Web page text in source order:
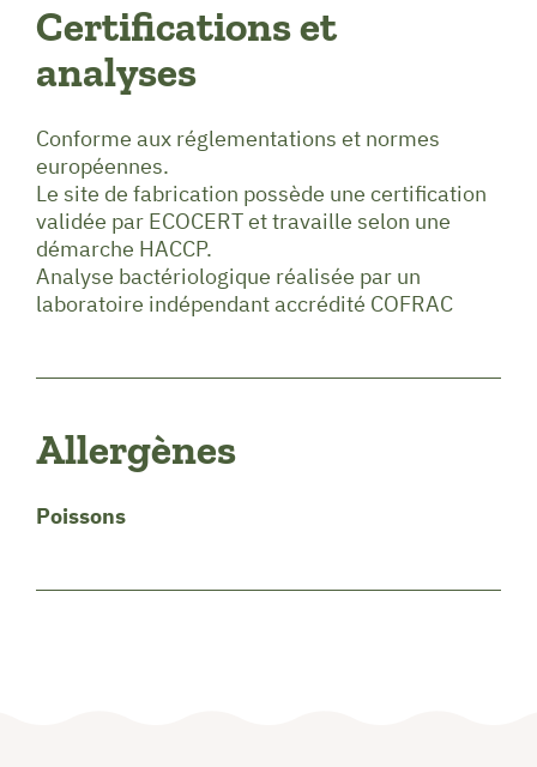
Certifications et
analyses
Conforme aux réglementations et normes
européennes.
Le site de fabrication possède une certification
validée par ECOCERT et travaille selon une
démarche HACCP.
Analyse bactériologique réalisée par un
laboratoire indépendant accrédité COFRAC
Allergènes
Poissons